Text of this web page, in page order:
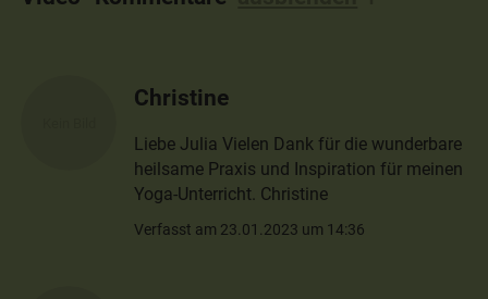
Christine
Liebe Julia Vielen Dank für die wunderbare
heilsame Praxis und Inspiration für meinen
Yoga-Unterricht. Christine
Verfasst am 23.01.2023 um 14:36